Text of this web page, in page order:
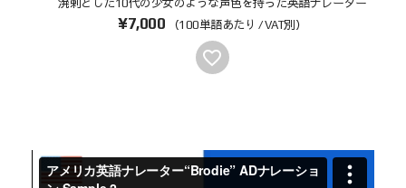
溌剌とした10代の少女のような声色を持った英語ナレーター
¥7,000 （100単語あたり / VAT別）
favorite_border